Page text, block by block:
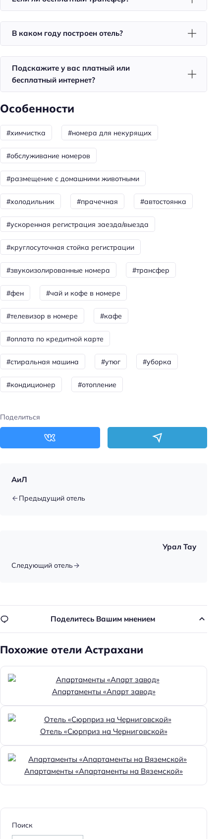
Кафе
Пляжный отдых
Бизнес-центр
Оснащение бизнес-центра: ксерокопирование
Отопление
Круглосуточная регистрация
Тип гостиницы: мини-отель
Номеров: 7
Дата постройки: 2015
Питание: завтрак (шведский стол)
Цена номера (ночь): от 1200 ₽/ночь
Доступность
Доступность входа на инвалидной коляске:
недоступно
Удобства для людей с ограниченными
Парковка для людей с инвалидностью
Главное
Парковка
В каком году построен отель?
Подскажите у вас платный или
бесплатный интернет?
Особенности
#химчистка #номера для некурящих
#обслуживание номеров
#размещение с домашними животными
#холодильник #прачечная #автостоянка
#ускоренная регистрация заезда/выезда
#круглосуточная стойка регистрации
#звукоизолированные номера #трансфер
#фен #чай и кофе в номере
#телевизор в номере #кафе
#оплата по кредитной карте
#стиральная машина #утюг #уборка
#кондиционер #отопление
Поделиться
АиЛ
Предыдущий отель
Урал Тау
Следующий отель
Поделитесь Вашим мнением
Похожие отели Астрахани
Апартаменты «Апарт завод»
Отель «Сюрприз на Черниговской»
Апартаменты «Апартаменты на Вяземской»
Поиск